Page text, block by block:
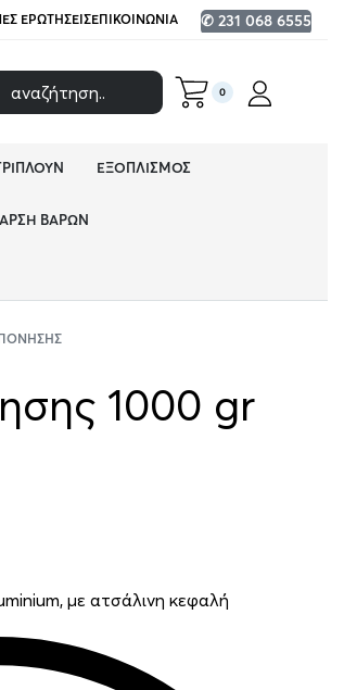
ΕΡΩΤΉΣΕΙΣΕΠΙΚΟΙΝΩΝΊΑ ✆ 231 068 6555
0
ΕΞΟΠΛΙΣΜΌΣ
ΆΡΣΗ ΒΑΡΏΝ
1000 gr
με ατσάλινη κεφαλή